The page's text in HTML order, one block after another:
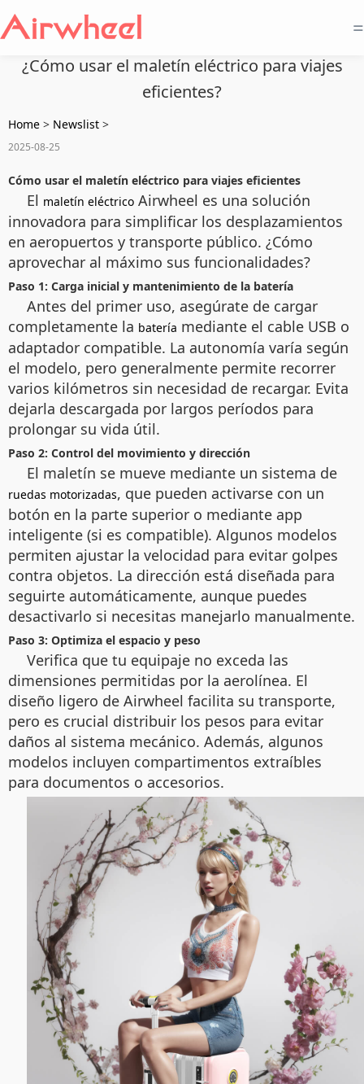
=
¿Cómo usar el maletín eléctrico para viajes
eficientes?
Home > Newslist >
2025-08-25
Cómo usar el maletín eléctrico para viajes eficientes
El maletín eléctrico Airwheel es una solución
innovadora para simplificar los desplazamientos
en aeropuertos y transporte público. ¿Cómo
aprovechar al máximo sus funcionalidades?
Paso 1: Carga inicial y mantenimiento de la batería
Antes del primer uso, asegúrate de cargar
completamente la batería mediante el cable USB o
adaptador compatible. La autonomía varía según
el modelo, pero generalmente permite recorrer
varios kilómetros sin necesidad de recargar. Evita
dejarla descargada por largos períodos para
prolongar su vida útil.
Paso 2: Control del movimiento y dirección
El maletín se mueve mediante un sistema de
ruedas motorizadas, que pueden activarse con un
botón en la parte superior o mediante app
inteligente (si es compatible). Algunos modelos
permiten ajustar la velocidad para evitar golpes
contra objetos. La dirección está diseñada para
seguirte automáticamente, aunque puedes
desactivarlo si necesitas manejarlo manualmente.
Paso 3: Optimiza el espacio y peso
Verifica que tu equipaje no exceda las
dimensiones permitidas por la aerolínea. El
diseño ligero de Airwheel facilita su transporte,
pero es crucial distribuir los pesos para evitar
daños al sistema mecánico. Además, algunos
modelos incluyen compartimentos extraíbles
para documentos o accesorios.